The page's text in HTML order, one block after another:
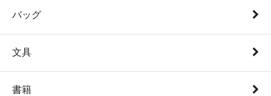
バッグ
文具
書籍